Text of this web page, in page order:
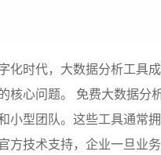
化时代，大数据分析工具
核心问题。 免费大数据分
小型团队。这些工具通常
方技术支持，企业一旦业